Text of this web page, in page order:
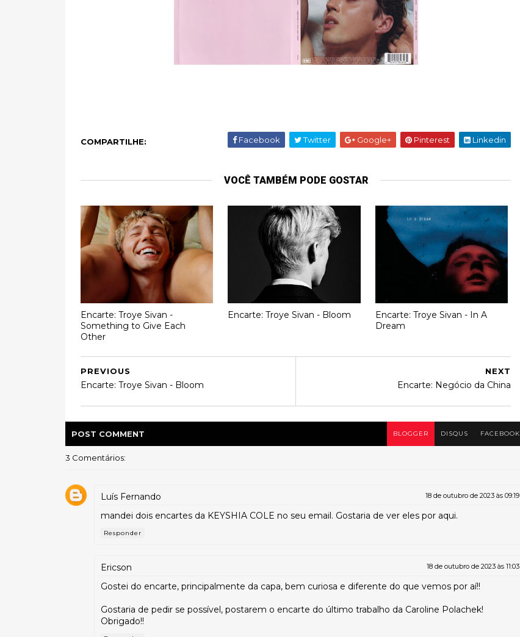
COMPARTILHE: Facebook Twitter Google+ Pinterest Linkedin
VOCÊ TAMBÉM PODE GOSTAR
Encarte: Troye Sivan -
Something to Give Each
Other
Encarte: Troye Sivan - Bloom
Encarte: Troye Sivan ‎- In A
Dream
NEXT
Encarte: Negócio da China
PREVIOUS
Encarte: Troye Sivan - Bloom
POST COMMENT BLOGGER DISQUS FACEBOOK
3 Comentários:
Luís Fernando 18 de outubro de 2023 às 09:19
mandei dois encartes da KEYSHIA COLE no seu email. Gostaria de ver eles por aqui.
Responder
Ericson 18 de outubro de 2023 às 11:03
Gostei do encarte, principalmente da capa, bem curiosa e diferente do que vemos por aí!!
Gostaria de pedir se possível, postarem o encarte do último trabalho da Caroline Polachek!
Obrigado!!